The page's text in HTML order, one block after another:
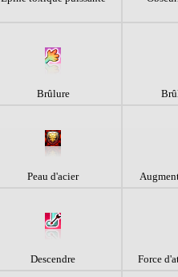
Brûlure
Peau d'acier
Descendre Force